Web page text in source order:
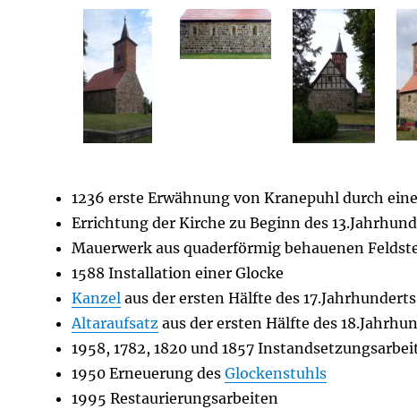
1236 erste Erwähnung von Kranepuhl durch
Errichtung der Kirche zu Beginn des
Mauerwerk aus quaderförmig behauenen
1588 Installation einer Glocke
Kanzel aus der ersten Hälfte des 17.Jahrhunderts
Altaraufsatz aus der ersten Hälfte des
1958, 1782, 1820 und 1857
1950 Erneuerung desGlockenstuhls
1995 Restaurierungsarbeiten